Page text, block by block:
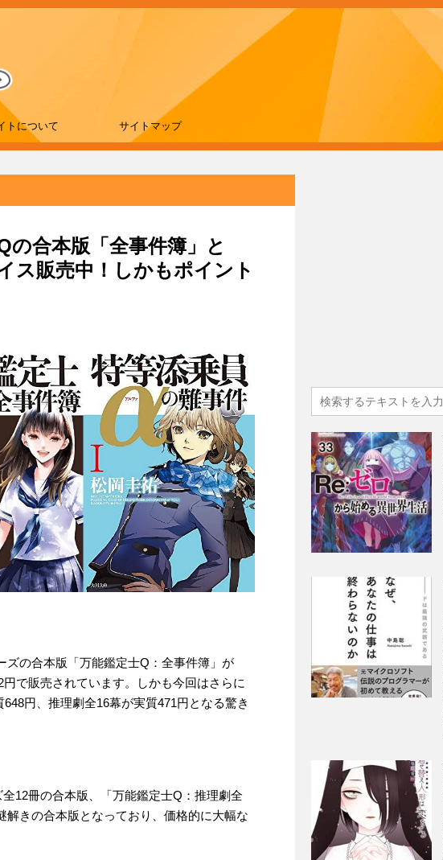
トについて サイトマップ
合本版「全事件簿」と
ス販売中！しかもポイント
ズの合本版「万能鑑定士Q：全事件簿」が
で販売されています。しかも今回はさらに
円、推理劇全16幕が実質471円となる驚き
12冊の合本版、「万能鑑定士Q：推理劇全
きの合本版となっており、価格的に大幅な